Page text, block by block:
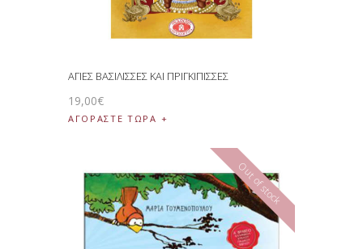
ΑΓΙΕΣ ΒΑΣΙΛΙΣΣΕΣ ΚΑΙ ΠΡΙΓΚΙΠΙΣΣΕΣ
19,00€
ΑΓΟΡΑΣΤΕ ΤΩΡΑ
Out of stock